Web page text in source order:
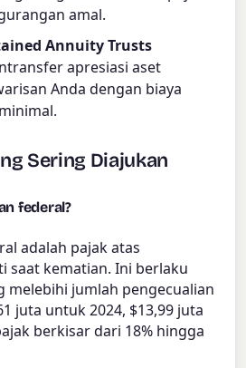
amal.
Annuity Trusts
apresiasi aset
Anda dengan biaya
Sering Diajukan
federal?
adalah pajak atas
saat kematian. Ini berlaku
melebihi jumlah pengecualian
juta untuk 2024, $13,99 juta
berkisar dari 18% hingga